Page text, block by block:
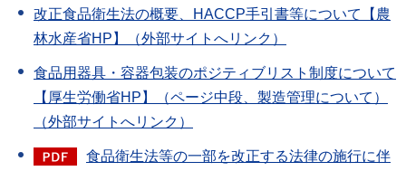
改正食品衛生法の概要、HACCP手引書等について【農
林水産省HP】（外部サイトへリンク）
食品用器具・容器包装のポジティブリスト制度について
【厚生労働省HP】（ページ中段、製造管理について）
（外部サイトへリンク）
食品衛生法等の一部を改正する法律の施行に伴